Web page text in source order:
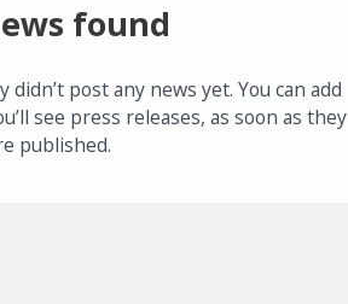
found
post any news yet. You can add
see press releases, as soon as they
published.